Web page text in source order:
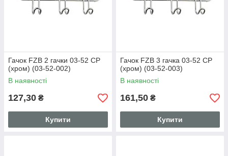
Гачок FZB 2 гачки 03-52 CP
(хром) (03-52-002)
В наявності
127,30 ₴
Купити
Гачок FZB 3 гачка 03-52 CP
(хром) (03-52-003)
В наявності
161,50 ₴
Купити